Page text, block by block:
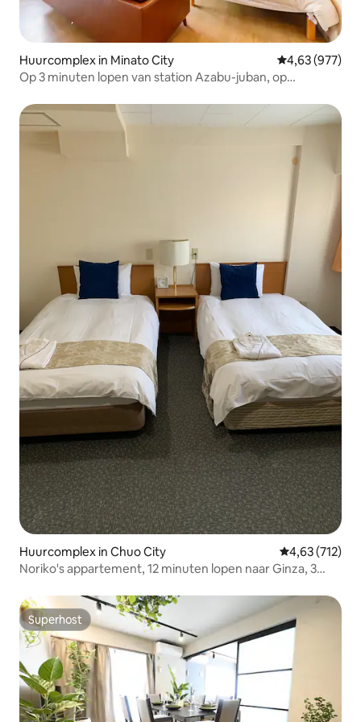
Huurcomplex in Minato City Gemiddelde
4,63 (977)
Op 3 minuten lopen van station Azabu-juban, op
minuten van Haneda Airport, familie-appartement 701
Huurcomplex in Chuo City Gemiddelde
4,63 (712)
Noriko's appartement, 12 minuten lopen naar Ginza, 3
wifi, ...
Superhost
Superhost